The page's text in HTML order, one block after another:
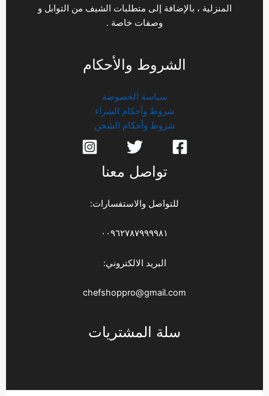
المنزلية ، بالإضافة إلى متطلبات الشيف من التوابل و
وصفات خاصة .
الشروط والأحكام
سياسة الخصوصة
شروط وأحكام الشراء
شروط وأحكام الشحن
تواصل معنا
للتواصل والاستفسارات:
٠٠٩٦٢٧٨٧٩٩٩٩٨١
البريد الالكتروني:
chefshoppro@gmail.com
سلة المشتريات